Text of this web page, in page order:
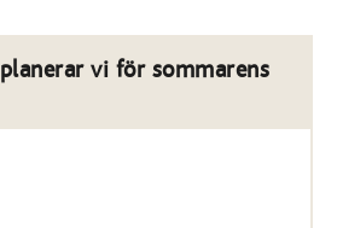
vi för sommarens